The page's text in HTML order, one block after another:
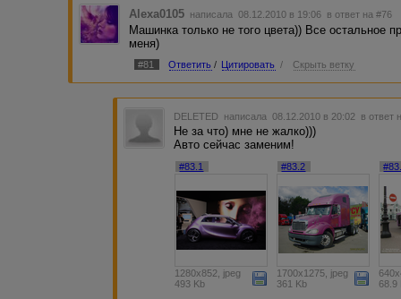
Alexa0105 написала 08.12.2010 в 19:06 в ответ на #76
Машинка только не того цвета)) Все остальное
меня)
#81 Ответить / Цитировать / Скрыть ветку
DELETED написала 08.12.2010 в 20:02 в ответ
Не за что) мне не жалко)))
Авто сейчас заменим!
#83.1
1280x852, jpeg
493 Kb
#83.2
1700x1275, jpeg
361 Kb
68.9